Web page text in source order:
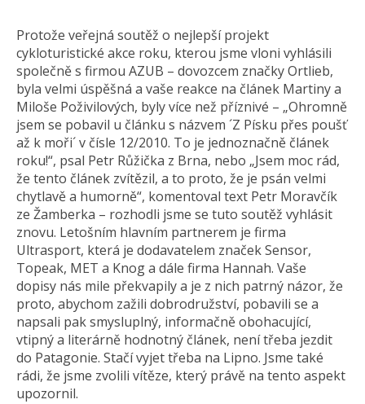
Protože veřejná soutěž o nejlepší projekt
cykloturistické akce roku, kterou jsme vloni vyhlásili
společně s firmou AZUB – dovozcem značky Ortlieb,
byla velmi úspěšná a vaše reakce na článek Martiny a
Miloše Poživilových, byly více než příznivé – „Ohromně
jsem se pobavil u článku s názvem ´Z Písku přes poušť
až k moři´ v čísle 12/2010. To je jednoznačně článek
roku!“, psal Petr Růžička z Brna, nebo „Jsem moc rád,
že tento článek zvítězil, a to proto, že je psán velmi
chytlavě a humorně“, komentoval text Petr Moravčík
ze Žamberka – rozhodli jsme se tuto soutěž vyhlásit
znovu. Letošním hlavním partnerem je firma
Ultrasport, která je dodavatelem značek Sensor,
Topeak, MET a Knog a dále firma Hannah. Vaše
dopisy nás mile překvapily a je z nich patrný názor, že
proto, abychom zažili dobrodružství, pobavili se a
napsali pak smysluplný, informačně obohacující,
vtipný a literárně hodnotný článek, není třeba jezdit
do Patagonie. Stačí vyjet třeba na Lipno. Jsme také
rádi, že jsme zvolili vítěze, který právě na tento aspekt
upozornil.